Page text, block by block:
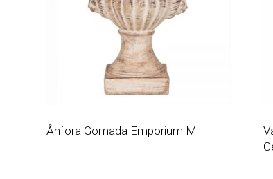
Ânfora Gomada Emporium M